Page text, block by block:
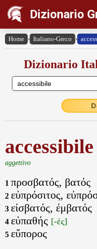
Dizionario
Home › Italiano-Greco ›
Dizionario
accessibile
aggettivo
1 προσβατός, βατός
2 εὐπρόσιτος,
3 εἰσβατός, ἐμβατός
4 εὐπαθής [-ές]
5 εὔπορος